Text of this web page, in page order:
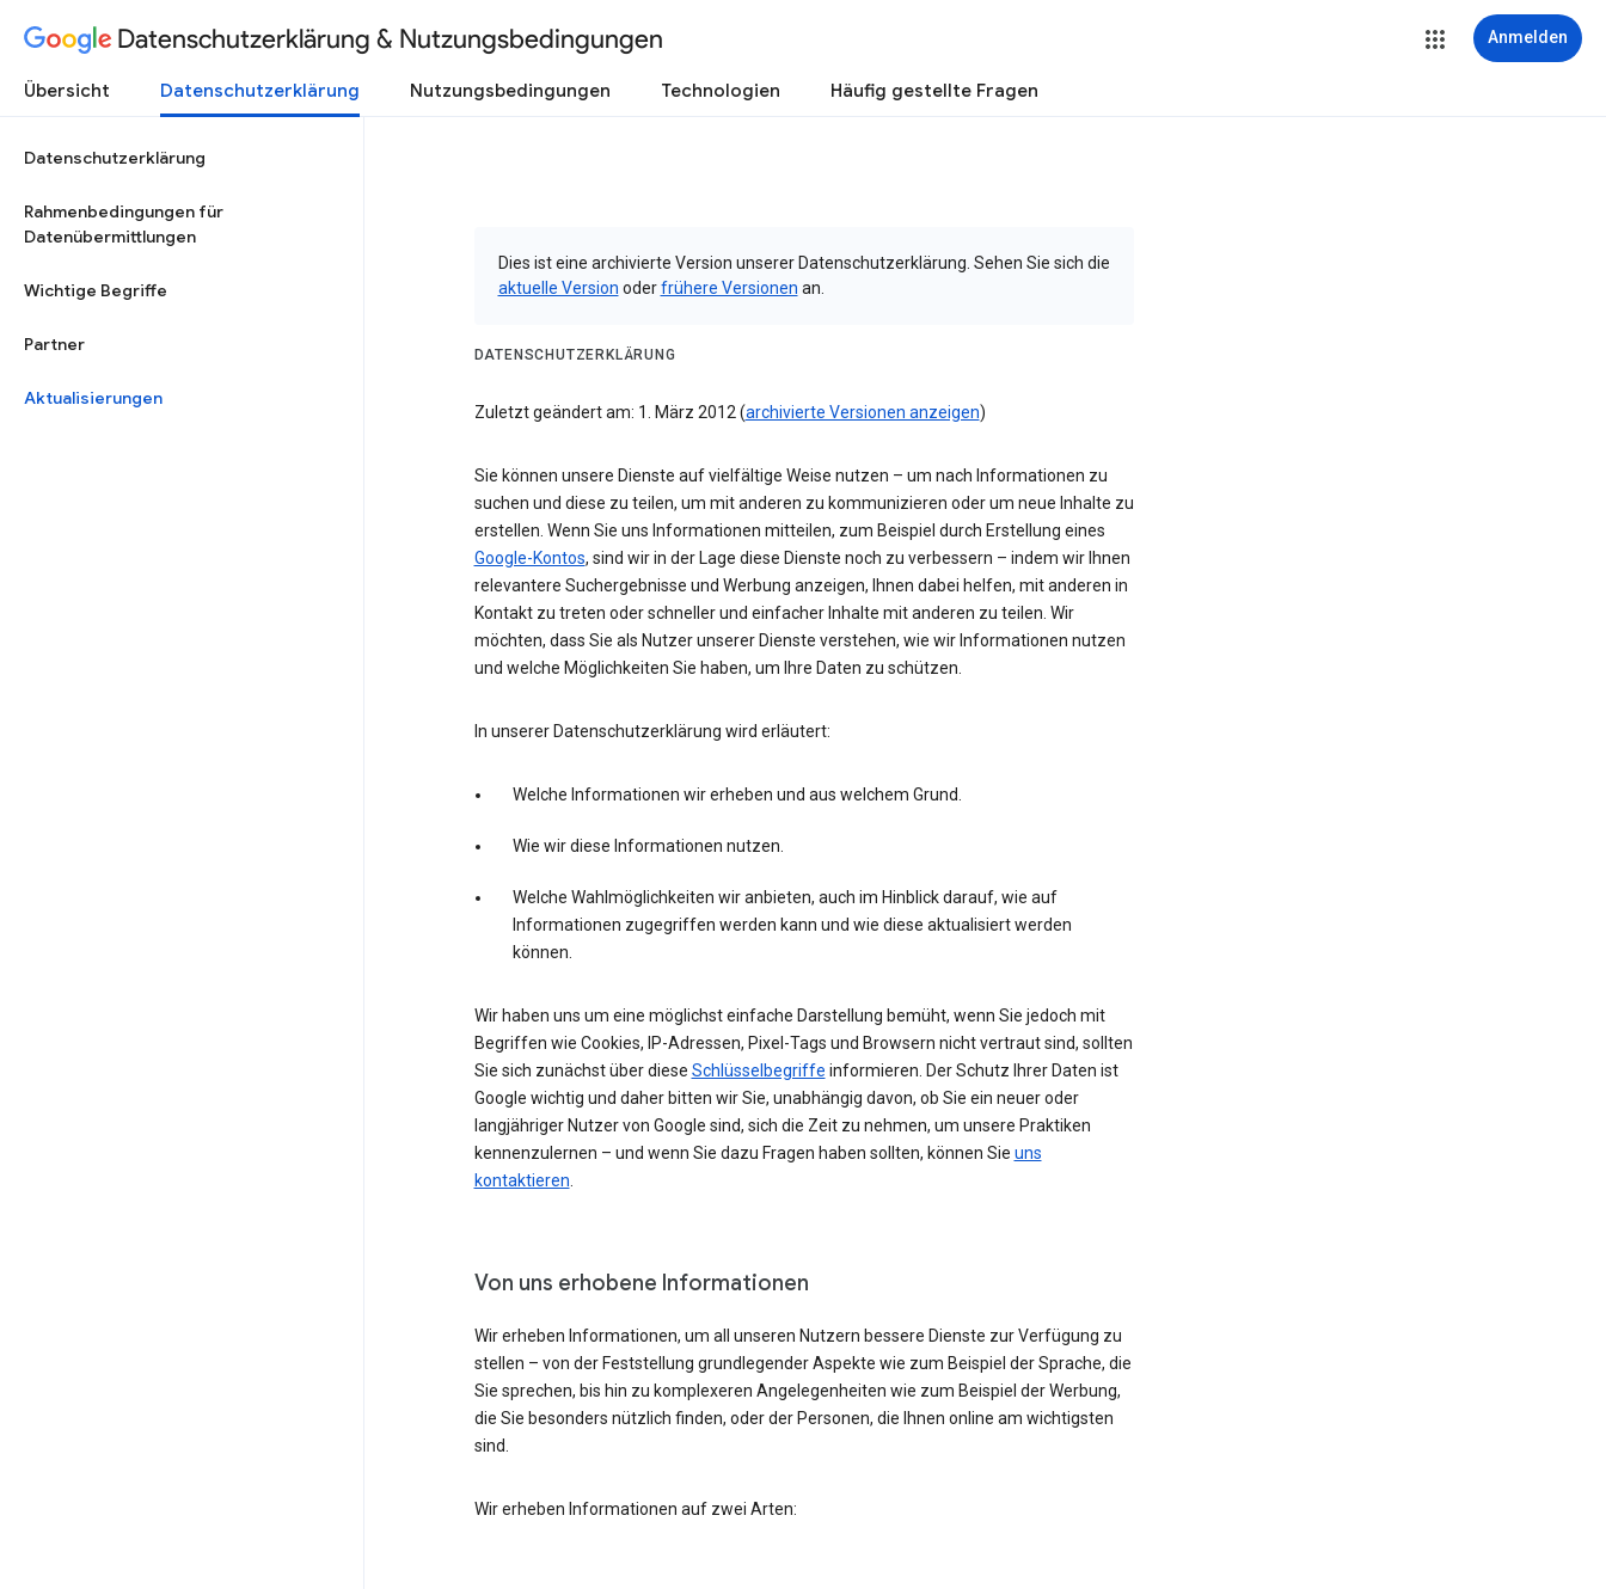
Datenschutzerklärung & Nutzungsbedingungen Anmelden
Übersicht Datenschutzerklärung Nutzungsbedingungen Technologien Häufig gestellte Fragen
Datenschutzerklärung
Rahmenbedingungen für
Datenübermittlungen
Wichtige Begriffe
Partner
Aktualisierungen
Dies ist eine archivierte Version unserer Datenschutzerklärung. Sehen Sie sich die
aktuelle Version oderfrühere Versionen an.
DATENSCHUTZERKLÄRUNG
Zuletzt geändert am: 1. März 2012 (archivierte Versionen anzeigen)
Sie können unsere Dienste auf vielfältige Weise nutzen – um nach Informationen zu
suchen und diese zu teilen, um mit anderen zu kommunizieren oder um neue Inhalte zu
erstellen. Wenn Sie uns Informationen mitteilen, zum Beispiel durch Erstellung eines
Google-Kontos, sind wir in der Lage diese Dienste noch zu verbessern – indem wir Ihnen
relevantere Suchergebnisse und Werbung anzeigen, Ihnen dabei helfen, mit anderen in
Kontakt zu treten oder schneller und einfacher Inhalte mit anderen zu teilen. Wir
möchten, dass Sie als Nutzer unserer Dienste verstehen, wie wir Informationen nutzen
und welche Möglichkeiten Sie haben, um Ihre Daten zu schützen.
In unserer Datenschutzerklärung wird erläutert:
Welche Informationen wir erheben und aus welchem Grund.
Wie wir diese Informationen nutzen.
Welche Wahlmöglichkeiten wir anbieten, auch im Hinblick darauf, wie auf
Informationen zugegriffen werden kann und wie diese aktualisiert werden
können.
Wir haben uns um eine möglichst einfache Darstellung bemüht, wenn Sie jedoch mit
Begriffen wie Cookies, IP-Adressen, Pixel-Tags und Browsern nicht vertraut sind, sollten
Sie sich zunächst über diese Schlüsselbegriffe informieren. Der Schutz Ihrer Daten ist
Google wichtig und daher bitten wir Sie, unabhängig davon, ob Sie ein neuer oder
langjähriger Nutzer von Google sind, sich die Zeit zu nehmen, um unsere Praktiken
kennenzulernen – und wenn Sie dazu Fragen haben sollten, können Sie uns
kontaktieren.
Von uns erhobene Informationen
Wir erheben Informationen, um all unseren Nutzern bessere Dienste zur Verfügung zu
stellen – von der Feststellung grundlegender Aspekte wie zum Beispiel der Sprache, die
Sie sprechen, bis hin zu komplexeren Angelegenheiten wie zum Beispiel der Werbung,
die Sie besonders nützlich finden, oder der Personen, die Ihnen online am wichtigsten
sind.
Wir erheben Informationen auf zwei Arten: